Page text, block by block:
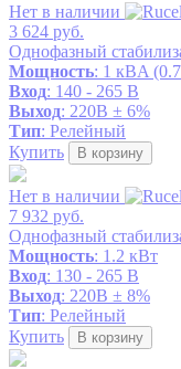
Нет в наличии
3 624 руб.
Однофазный
Мощность: 1 кВA
Вход: 140 - 265 В
Выход: 220В ± 6%
Тип: Релейный
Купить
В корзину
Нет в наличии
7 932 руб.
Однофазный
Мощность: 1.2 кВт
Вход: 130 - 265 В
Выход: 220В ± 8%
Тип: Релейный
Купить
В корзину